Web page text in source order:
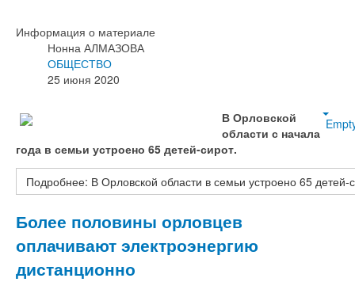
Информация о материале
Нонна АЛМАЗОВА
ОБЩЕСТВО
25 июня 2020
В Орловской
области с начала
года в семьи устроено 65 детей-сирот.
Подробнее: В Орловской области в семьи устроено 65 детей-
Более половины орловцев
оплачивают электроэнергию
дистанционно